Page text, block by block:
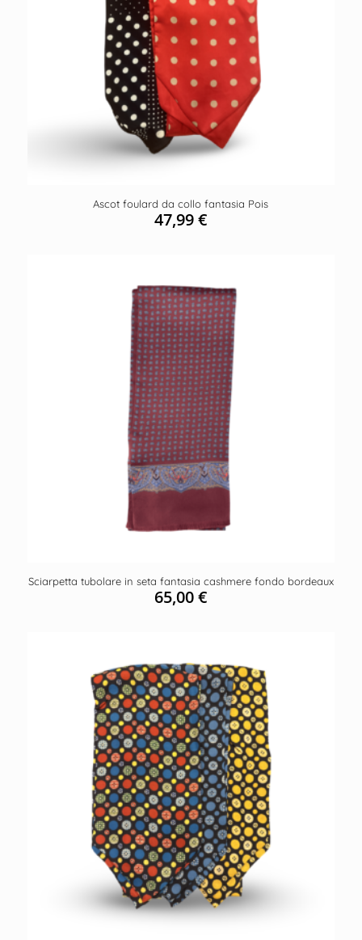
Ascot foulard da collo fantasia Pois
47,99€
Sciarpetta tubolare in seta fantasia cashmere fondo bordeaux
65,00€